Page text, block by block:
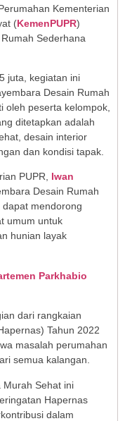
Kementerian
(KemenPUPR)
Sederhana
juta, kegiatan ini
Desain Rumah
oleh peserta kelompok,
ditetapkan adalah
desain interior
dan kondisi tapak.
PUPR, Iwan
Desain Rumah
mendorong
umum untuk
hunian layak
Parkhabio
dari rangkaian
Tahun 2022
masalah perumahan
semua kalangan.
Murah Sehat ini
Hapernas
dalam